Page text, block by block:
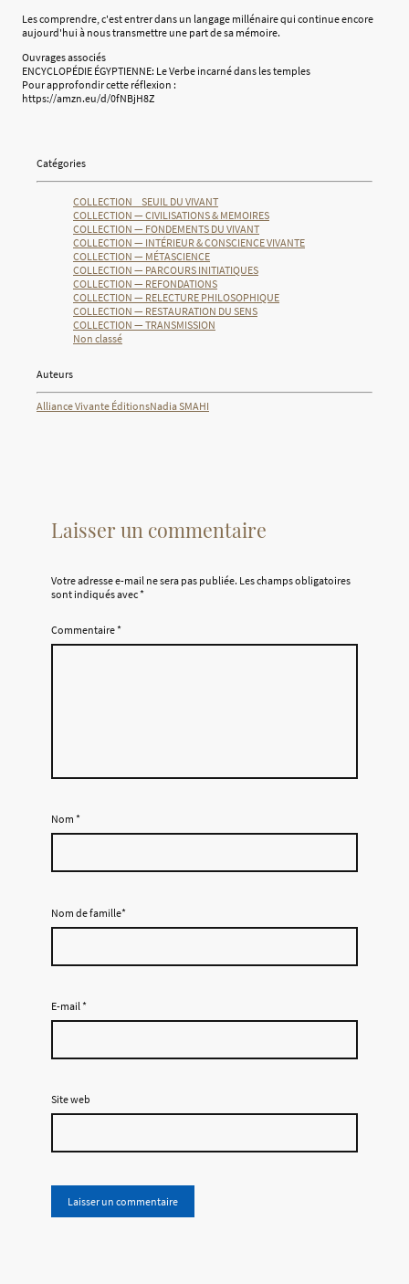
Les comprendre, c'est entrer dans un langage millénaire qui continue encore
aujourd'hui à nous transmettre une part de sa mémoire.
Ouvrages associés
ENCYCLOPÉDIE ÉGYPTIENNE: Le Verbe incarné dans les temples
Pour approfondir cette réflexion :
https://amzn.eu/d/0fNBjH8Z
Catégories
COLLECTION _ SEUIL DU VIVANT
COLLECTION — CIVILISATIONS & MEMOIRES
COLLECTION — FONDEMENTS DU VIVANT
COLLECTION — INTÉRIEUR & CONSCIENCE VIVANTE
COLLECTION — MÉTASCIENCE
COLLECTION — PARCOURS INITIATIQUES
COLLECTION — REFONDATIONS
COLLECTION — RELECTURE PHILOSOPHIQUE
COLLECTION — RESTAURATION DU SENS
COLLECTION — TRANSMISSION
Non classé
Auteurs
Alliance Vivante ÉditionsNadia SMAHI
Laisser un commentaire
Votre adresse e-mail ne sera pas publiée. Les champs obligatoires
sont indiqués avec*
Commentaire*
Nom *
Nom de famille*
E-mail *
Site web